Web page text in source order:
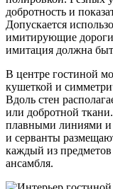
добротность и
Допускается
имитирующие
имитация должна
В центре гостиной
кушеткой и
Вдоль стен
или добротной
плавными линиями
и серванты
каждый из предметов
ансамбля.